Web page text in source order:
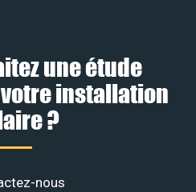
une étude
installation
?
nous